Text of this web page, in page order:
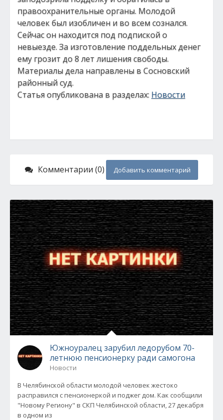
правоохранительные органы. Молодой
человек был изобличен и во всем сознался.
Сейчас он находится под подпиской о
невыезде. За изготовление поддельных денег
ему грозит до 8 лет лишения свободы.
Материалы дела направлены в Сосновский
районный суд.
Статья опубликована в разделах: Новости
Комментарии (0) Добавить комментарий
Южноуралец зарубил ледорубом 70-
летнюю пенсионерку ради самогона
Новости
В Челябинской области молодой человек жестоко
расправился с пенсионеркой и поджег дом. Как сообщили
"Новому Региону" в СКП Челябинской области, 27 декабря
в одном из